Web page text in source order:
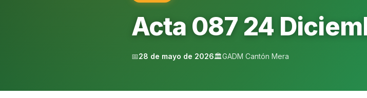
Acta 087 24
📅28 de mayo de 2026🏛️GADM Cantón Mera